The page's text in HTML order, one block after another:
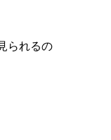
られるの